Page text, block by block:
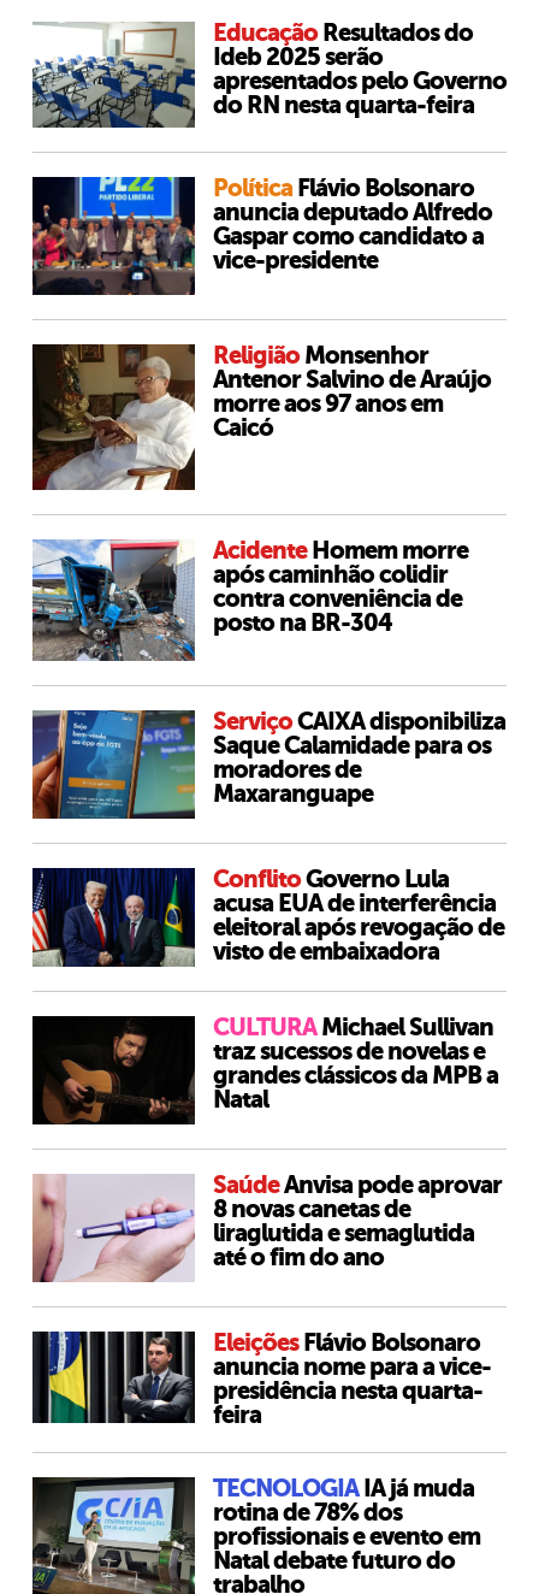
Educação Resultados do
Ideb 2025 serão
apresentados pelo Governo
do RN nesta quarta-feira
Política Flávio Bolsonaro
anuncia deputado Alfredo
Gaspar como candidato a
vice-presidente
ReligiãoMonsenhor
Antenor Salvino de Araújo
morre aos 97 anos em
Caicó
Acidente Homem morre
após caminhão colidir
contra conveniência de
posto na BR-304
ServiçoCAIXA disponibiliza
Saque Calamidade para os
moradores de
Maxaranguape
ConflitoGoverno Lula
acusa EUA de interferência
eleitoral após revogação de
visto de embaixadora
CULTURAMichael Sullivan
traz sucessos de novelas e
grandes clássicos da MPB a
Natal
SaúdeAnvisa pode aprovar
8 novas canetas de
liraglutida e semaglutida
até o fim do ano
Eleições Flávio Bolsonaro
anuncia nome para a vice-
presidência nesta quarta-
feira
TECNOLOGIA IA já muda
rotina de 78% dos
profissionais e evento em
Natal debate futuro do
trabalho